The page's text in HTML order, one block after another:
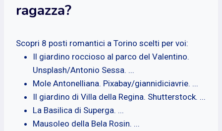
ragazza?
Scopri 8 posti romantici a Torino scelti per voi:
Il giardino roccioso al parco del Valentino.
Unsplash/Antonio Sessa. ...
Mole Antonelliana. Pixabay/giannidiciavrie. ...
Il giardino di Villa della Regina. Shutterstock. ...
La Basilica di Superga. ...
Mausoleo della Bela Rosin. ...